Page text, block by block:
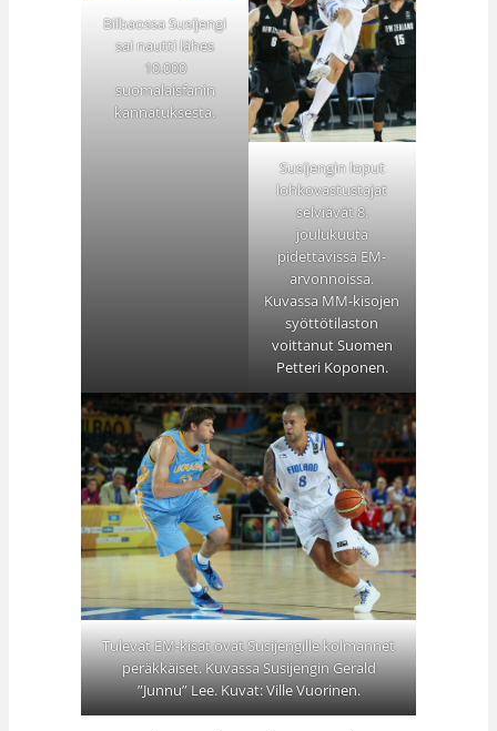
Bilbaossa Susijengi
sai nautti lähes
10.000
suomalaisfanin
kannatuksesta.
Susijengin loput
lohkovastustajat
selviävät 8.
joulukuuta
pidettävissä EM-
arvonnoissa.
Kuvassa MM-kisojen
syöttötilaston
voittanut Suomen
Petteri Koponen.
Tulevat EM-kisat ovat Susijengille kolmannet
peräkkäiset. Kuvassa Susijengin Gerald
”Junnu” Lee. Kuvat: Ville Vuorinen.